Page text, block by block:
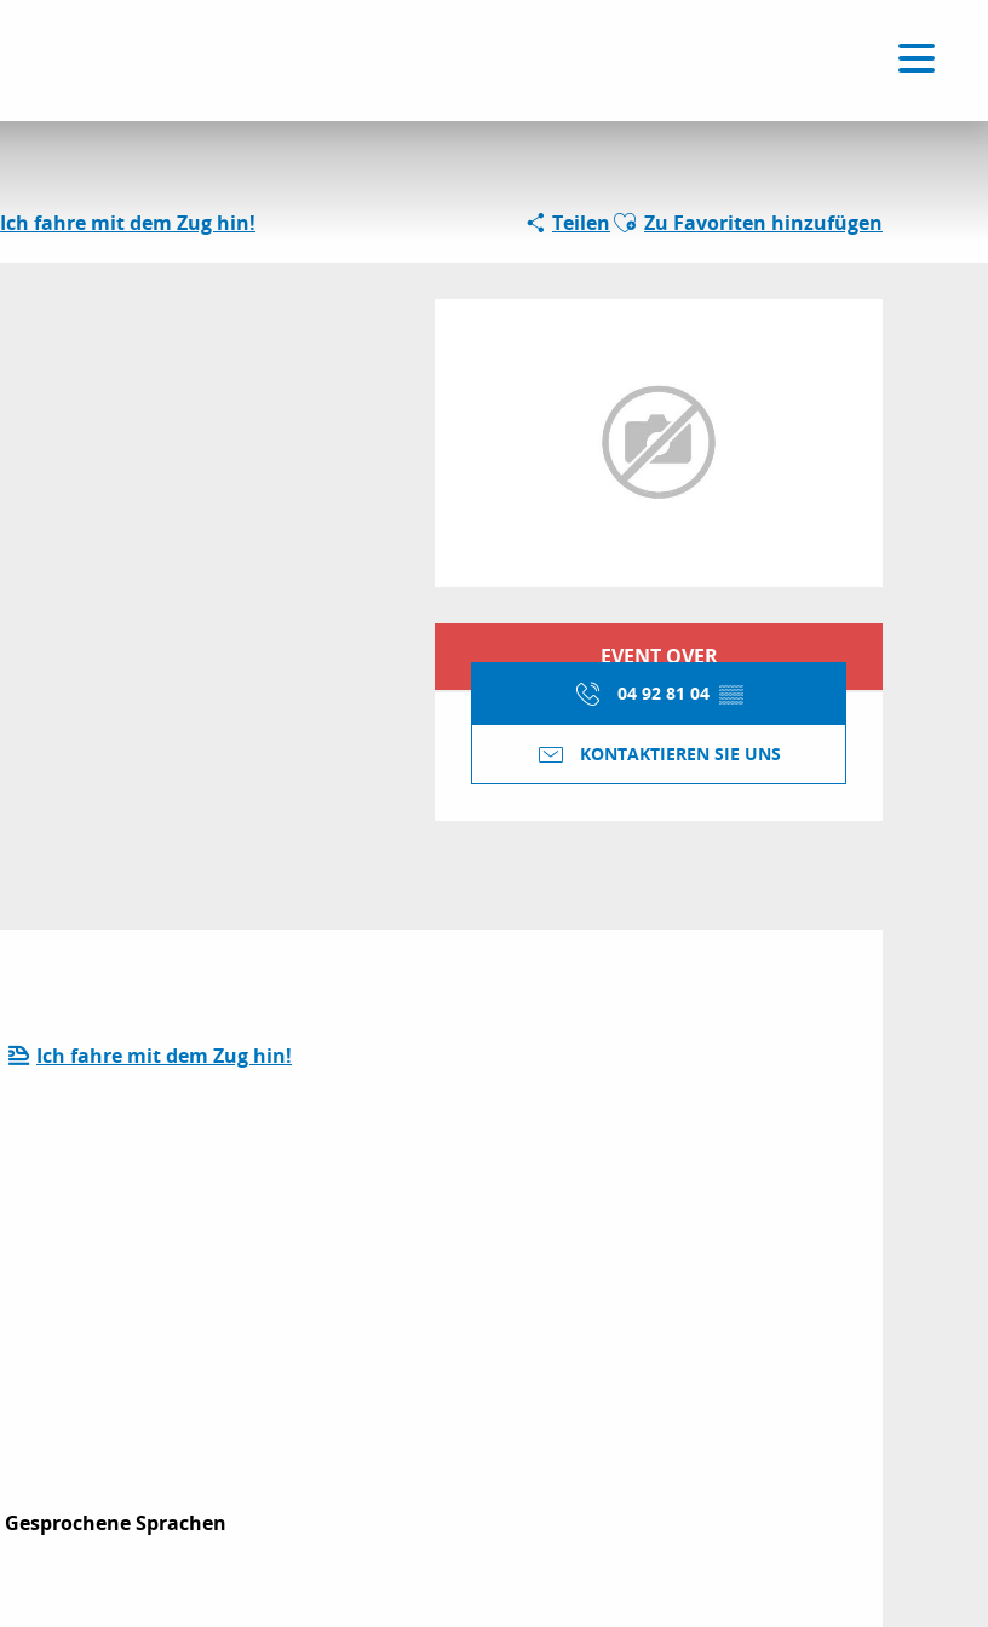
Ich fahre mit dem Zug hin! TeilenAjouter aux favoris
Zu Favoriten hinzufügen
Öffnungszeiten &
EVENT OVER
04 92 81 04 ▒▒
KONTAKTIEREN SIE UNS
Ich fahre mit dem Zug hin!
Gesprochene Sprachen
Gesprochene Sprachen